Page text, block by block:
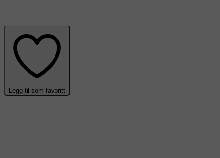
Legg til som favoritt